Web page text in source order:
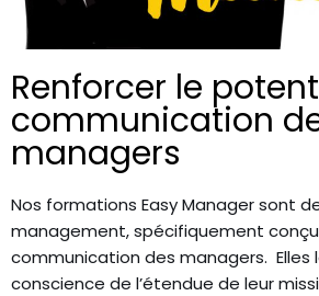
Renforcer le
communication
managers
Nos formations Easy Manager sont
management, spécifiquement
communication des managers. Elles
conscience de l’étendue de leur